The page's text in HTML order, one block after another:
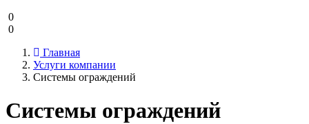
0
0
Главная
Услуги компании
Системы ограждений
Системы ограждений